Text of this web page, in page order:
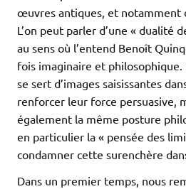
œuvres antiques, et notamment
L’on peut parler d’une « dualité
au sens où l’entend Benoît
fois imaginaire et
se sert d’images saisissantes
renforcer leur force persuasive,
également la même posture
en particulier la « pensée des
condamner cette surenchère
Dans un premier temps, nous